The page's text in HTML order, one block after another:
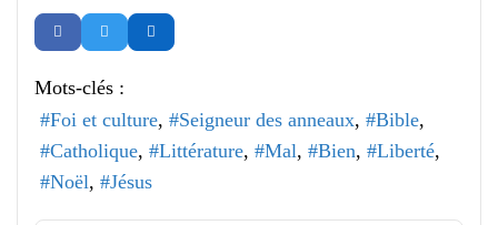
Mots-clés :
Foi et culture
Seigneur des anneaux
Bible
Catholique
Littérature Mal Bien
Liberté
Noël
Jésus